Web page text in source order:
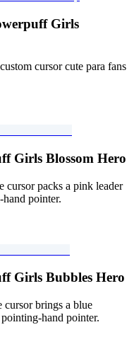
Girls
cursor cute para fans
Girls Blossom Hero
packs a pink leader
pointer.
Girls Bubbles Hero
brings a blue
hand pointer.